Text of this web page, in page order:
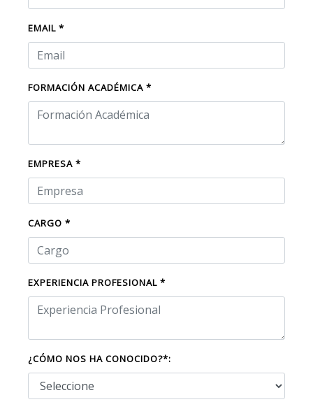
EMAIL *
FORMACIÓN ACADÉMICA *
EMPRESA *
CARGO *
EXPERIENCIA PROFESIONAL *
¿CÓMO NOS HA CONOCIDO?*: